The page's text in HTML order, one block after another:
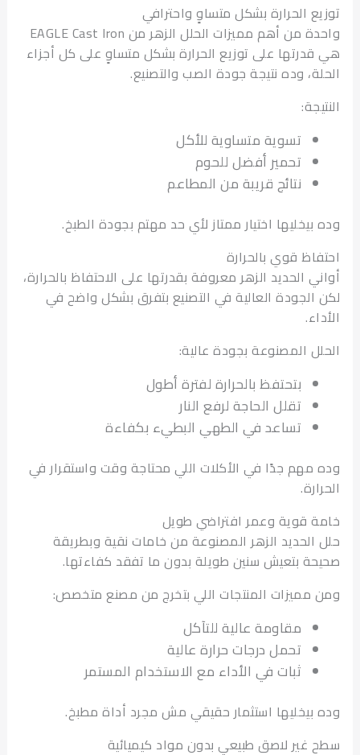
الحرارة بشكل متساوٍ واحترافي
واحدة من أهم مميزات الحلل الزهر من EAGLE Cast Iron
على توزيع الحرارة بشكل متساوٍ على كل أجزاء
وده نتيجة جودة الصب والتصنيع.
تسوية متساوية للأكل
تحمير أفضل للحوم
نتائج قريبة من المطاعم
اختيار ممتاز لأي حد مهتم بجودة الطبخ.
قوي بالحرارة
الحديد الزهر معروفة بقدرتها على الاحتفاظ بالحرارة،
العالية في التصنيع بتفرق بشكل واضح في
المصنوعة بجودة عالية:
بتحتفظ بالحرارة لفترة أطول
تقلل الحاجة لرفع النار
تساعد في الطهي البطيء بكفاءة
جدًا في الأكلات اللي محتاجة وقت واستقرار في
قوية وعمر افتراضي طويل
الزهر المصنوعة من خامات نقية وبطريقة
بتعيش سنين طويلة بدون ما تفقد كفاءتها.
المنتجات اللي بتخرج من مصنع متخصص:
مقاومة عالية للتآكل
تحمل درجات حرارة عالية
ثبات في الأداء مع الاستخدام المستمر
استثمار حقيقي مش مجرد أداة مطبخ.
لاصق طبيعي بدون مواد كيميائية